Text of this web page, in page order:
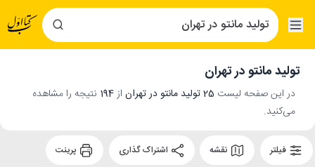
تولید مانتو در تهران
در این صفحه لیست 25 تولید مانتو در تهران از194 نتیجه را مشاهده
می‌کنید.
فیلتر نقشه